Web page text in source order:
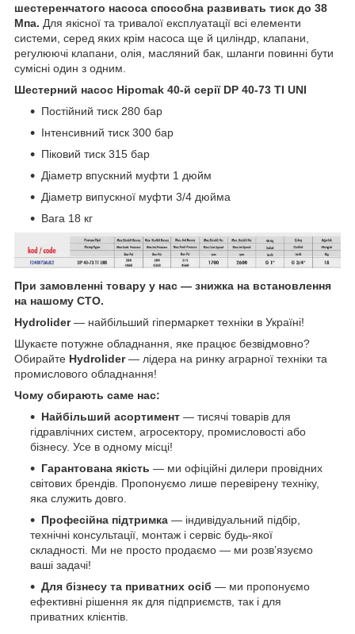
шестеренчатого насоса способна развивать тиск до 38
Мпа. Для якісної та тривалої експлуатації всі елементи
системи, серед яких крім насоса ще й циліндр, клапани,
регулюючі клапани, олія, масляний бак, шланги повинні бути
сумісні один з одним.
Шестерний насос Hipomak 40-й серії DP 40-73 TI UNI
Постійний тиск 280 бар
Інтенсивний тиск 300 бар
Піковий тиск 315 бар
Діаметр впускний муфти 1 дюйм
Діаметр випускної муфти 3/4 дюйма
Вага 18 кг
При замовленні товару у нас ― знижка на встановлення
на нашому СТО.
Hydrolider— найбільший гіпермаркет техніки в Україні!
Шукаєте потужне обладнання, яке працює безвідмовно?
Обирайте Hydrolider— лідера на ринку аграрної техніки та
промислового обладнання!
Чому обирають саме нас:
Найбільший асортимент — тисячі товарів для
гідравлічних систем, агросектору, промисловості або
бізнесу. Усе в одному місці!
Гарантована якість — ми офіційні дилери провідних
світових брендів. Пропонуємо лише перевірену техніку,
яка служить довго.
Професійна підтримка — індивідуальний підбір,
технічні консультації, монтаж і сервіс будь-якої
складності. Ми не просто продаємо — ми розв’язуємо
ваші задачі!
Для бізнесу та приватних осіб — ми пропонуємо
ефективні рішення як для підприємств, так і для
приватних клієнтів.